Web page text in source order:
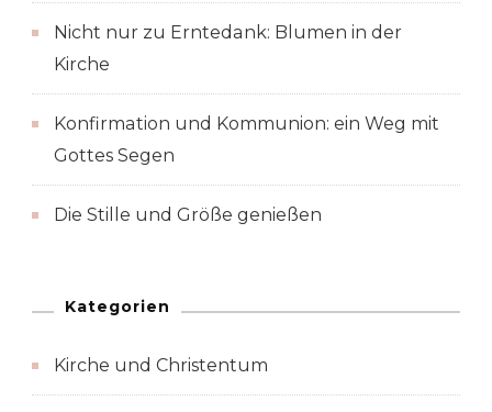
Nicht nur zu Erntedank: Blumen in der
Kirche
Konfirmation und Kommunion: ein Weg mit
Gottes Segen
Die Stille und Größe genießen
Kategorien
Kirche und Christentum